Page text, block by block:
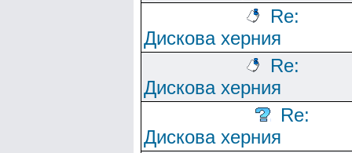
Re:
Дискова херния
Re:
Дискова херния
Re:
Дискова херния